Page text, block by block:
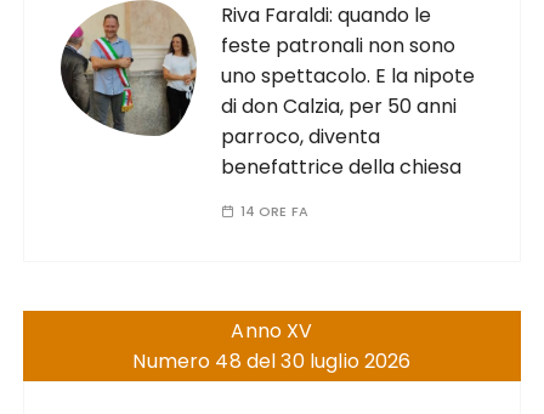
Riva Faraldi: quando le
feste patronali non sono
uno spettacolo. E la nipote
di don Calzia, per 50 anni
parroco, diventa
benefattrice della chiesa
14 ORE FA
Anno XV
Numero 48 del 30 luglio 2026